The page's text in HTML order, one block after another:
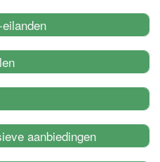
aanbiedingen